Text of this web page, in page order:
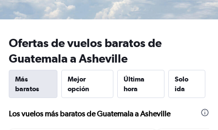
Ofertas de vuelos baratos de
Guatemala a Asheville
Más
baratos
Mejor
opción
Última
hora
Solo
ida
Los vuelos más baratos de Guatemala a Asheville